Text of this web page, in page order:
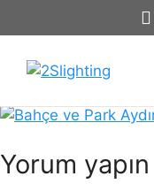
atla
bahce-park-
1725
Yorum yapın